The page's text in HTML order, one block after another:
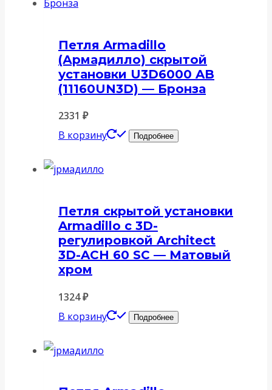
Петля Armadillo
(Армадилло) скрытой
установки U3D6000 AB
(11160UN3D) — Бронза
2331 ₽
В корзину
Подробнее
Петля скрытой установки
Armadillo с 3D-
регулировкой Architect
3D-ACH 60 SC — Матовый
хром
1324₽
В корзину
Подробнее